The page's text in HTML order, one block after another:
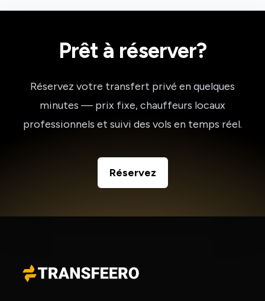
Prêt à réserver?
Réservez votre transfert privé en quelques
minutes — prix fixe, chauffeurs locaux
professionnels et suivi des vols en temps réel.
Réservez